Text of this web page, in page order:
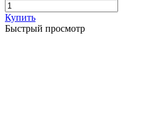
Купить
Быстрый просмотр